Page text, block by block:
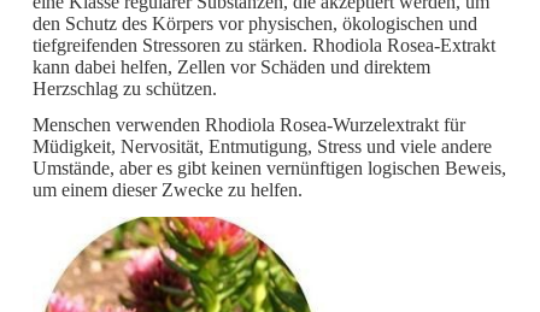
den Schutz des Körpers vor physischen, ökologischen und
tiefgreifenden Stressoren zu stärken. Rhodiola Rosea-Extrakt
kann dabei helfen, Zellen vor Schäden und direktem
Herzschlag zu schützen.
Menschen verwenden Rhodiola Rosea-Wurzelextrakt für
Müdigkeit, Nervosität, Entmutigung, Stress und viele andere
Umstände, aber es gibt keinen vernünftigen logischen Beweis,
um einem dieser Zwecke zu helfen.